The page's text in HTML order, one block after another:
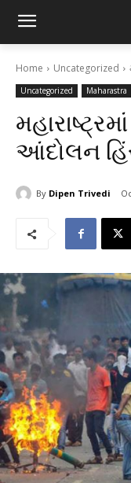
Home Uncategorized
Uncategorized Maharastra
આંદોલન
By Dipen Trivedi